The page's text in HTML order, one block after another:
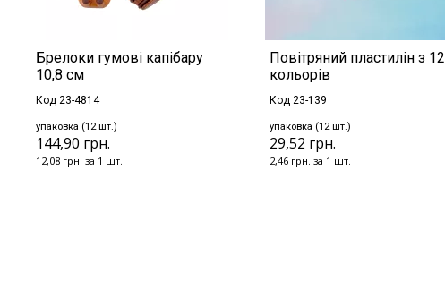
Брелоки гумові капібару
10,8 см
Код 23-4814
упаковка (12 шт.)
144,90 грн.
12,08 грн. за 1 шт.
Повітряний пластилін з 12
кольорів
Код 23-139
упаковка (12 шт.)
29,52 грн.
2,46 грн. за 1 шт.